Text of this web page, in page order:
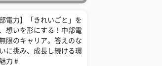
部電力】「きれいごと」を
想いを形にする！中部電
限のキャリア。答えのな
に挑み、成長し続ける環
力 #